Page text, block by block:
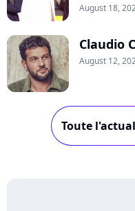
August 18,
Claudio
August 12,
Toute